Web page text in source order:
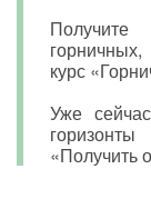
курс
Уже
«Получить